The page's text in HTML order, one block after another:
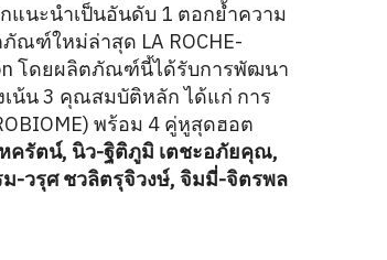
แนะนำเป็นอันดับ 1 ตอกย้ำความ
ณฑ์ใหม่ล่าสุด LA ROCHE-
โดยผลิตภัณฑ์นี้ได้รับการพัฒนา
น้น 3 คุณสมบัติหลัก ได้แก่ การ
พร้อม 4 คู่หูสุดฮอต
ครัตน์, นิว-ฐิติภูมิ เตชะอภัยคุณ,
-วรุศ ชวลิตรุจิวงษ์, จิมมี่-จิตรพล